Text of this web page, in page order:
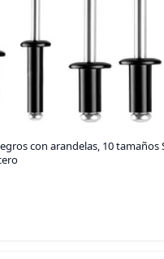
con arandelas, 10 tamaños